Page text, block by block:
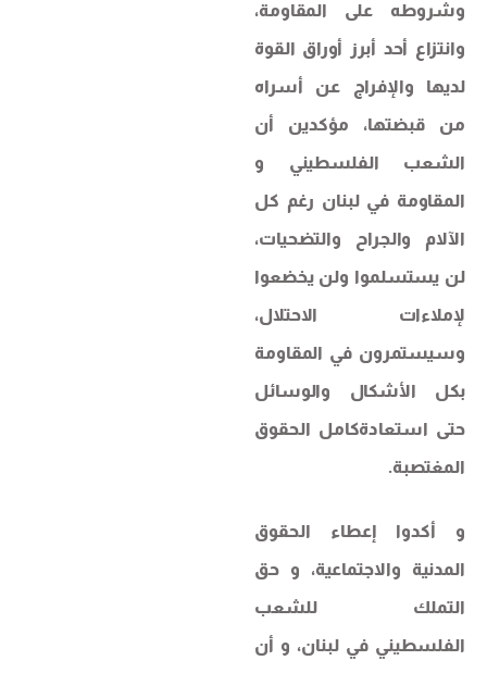
وشروطه على المقاومة،
وانتزاع أحد أبرز أوراق القوة
لديها والإفراج عن أسراه
من قبضتها، مؤكدين أن
الشعب الفلسطيني و
المقاومة في لبنان رغم كل
الآلام والجراح والتضحيات،
لن يستسلموا ولن يخضعوا
لإملاءات الاحتلال،
وسيستمرون في المقاومة
بكل الأشكال والوسائل
حتى استعادةكامل الحقوق
المغتصبة.
و أكدوا إعطاء الحقوق
المدنية والاجتماعية، و حق
التملك للشعب
الفلسطيني في لبنان، و أن